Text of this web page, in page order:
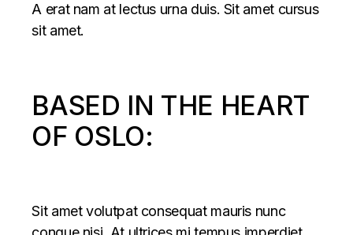
A erat nam at lectus urna duis. Sit amet cursus
sit amet.
BASED IN THE HEART
OF OSLO:
Sit amet volutpat consequat mauris nunc